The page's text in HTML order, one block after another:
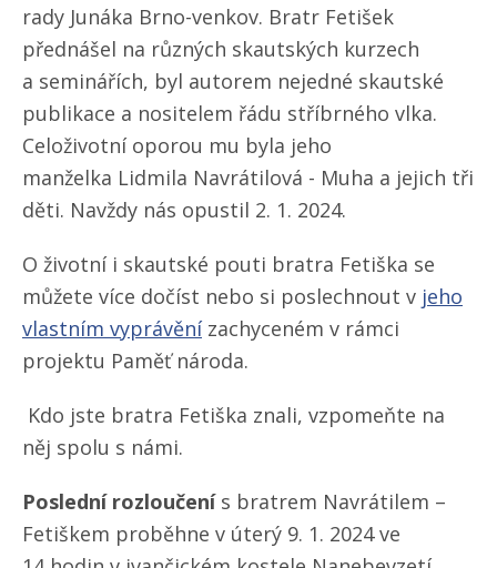
rady Junáka Brno-venkov. Bratr Fetišek
přednášel na různých skautských kurzech
a seminářích, byl autorem nejedné skautské
publikace a nositelem řádu stříbrného vlka.
Celoživotní oporou mu byla jeho
manželka Lidmila Navrátilová - Muha a jejich tři
děti. Navždy nás opustil 2. 1. 2024.
O životní i skautské pouti bratra Fetiška se
můžete více dočíst nebo si poslechnout v jeho
vlastním vyprávěnízachyceném v rámci
projektu Paměť národa.
Kdo jste bratra Fetiška znali, vzpomeňte na
něj spolu s námi.
Poslední rozloučení s bratrem Navrátilem –
Fetiškem proběhne v úterý 9. 1. 2024 ve